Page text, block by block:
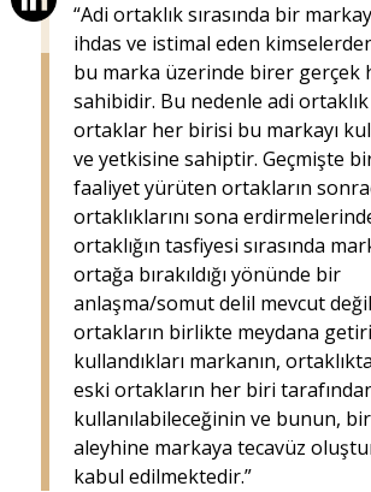
“Adi ortaklık sırasında bir
ihdas ve istimal eden
bu marka üzerinde birer gerçek
sahibidir. Bu nedenle adi
ortaklar her birisi bu markayı
ve yetkisine sahiptir. Geçmişte
faaliyet yürüten ortakların
ortaklıklarını sona
ortaklığın tasfiyesi sırasında
ortağa bırakıldığı yönünde bir
anlaşma/somut delil mevcut
ortakların birlikte meydana
kullandıkları markanın,
eski ortakların her biri
kullanılabileceğinin ve bunun,
aleyhine markaya tecavüz
kabul edilmektedir.”